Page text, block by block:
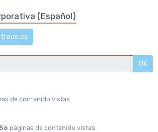
(Español)
OK
de contenido vistas
páginas de contenido vistas